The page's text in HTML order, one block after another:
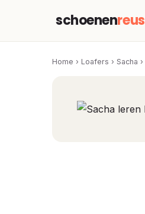
schoenenreus
Home › Loafers › Sacha ›